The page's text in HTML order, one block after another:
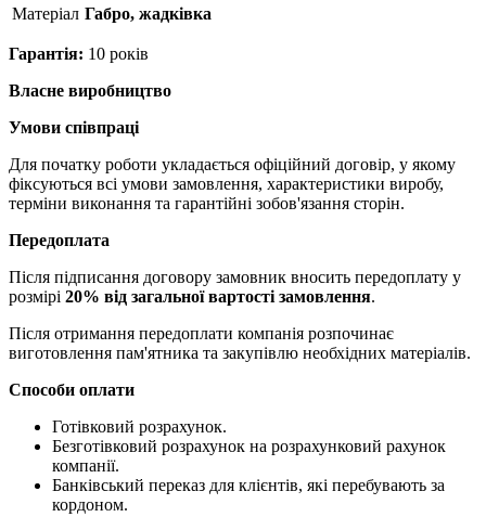
Матерiал Габро, жадківка
Гарантія: 10 років
Власне виробництво
Умови співпраці
Для початку роботи укладається офіційний договір, у якому
фіксуються всі умови замовлення, характеристики виробу,
терміни виконання та гарантійні зобов'язання сторін.
Передоплата
Після підписання договору замовник вносить передоплату у
розмірі 20% від загальної вартості замовлення.
Після отримання передоплати компанія розпочинає
виготовлення пам'ятника та закупівлю необхідних матеріалів.
Способи оплати
Готівковий розрахунок.
Безготівковий розрахунок на розрахунковий рахунок
компанії.
Банківський переказ для клієнтів, які перебувають за
кордоном.